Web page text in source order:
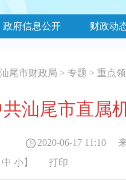
政府信息公开 财政动
汕尾市财政局 > 专题 > 重点
共汕尾市直属
2020-06-17 11:10
中 小】 打印